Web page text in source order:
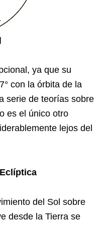
ya que su
con la órbita de la
serie de teorías sobre
es el único otro
lejos del
del Sol sobre
desde la Tierra se